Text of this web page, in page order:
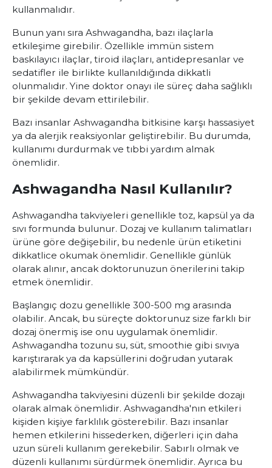
kullanmalıdır.
Bunun yanı sıra Ashwagandha, bazı ilaçlarla
etkileşime girebilir. Özellikle immün sistem
baskılayıcı ilaçlar, tiroid ilaçları, antidepresanlar ve
sedatifler ile birlikte kullanıldığında dikkatli
olunmalıdır. Yine doktor onayı ile süreç daha sağlıklı
bir şekilde devam ettirilebilir.
Bazı insanlar Ashwagandha bitkisine karşı hassasiyet
ya da alerjik reaksiyonlar geliştirebilir. Bu durumda,
kullanımı durdurmak ve tıbbi yardım almak
önemlidir.
Ashwagandha Nasıl Kullanılır?
Ashwagandha takviyeleri genellikle toz, kapsül ya da
sıvı formunda bulunur. Dozaj ve kullanım talimatları
ürüne göre değişebilir, bu nedenle ürün etiketini
dikkatlice okumak önemlidir. Genellikle günlük
olarak alınır, ancak doktorunuzun önerilerini takip
etmek önemlidir.
Başlangıç dozu genellikle 300-500 mg arasında
olabilir. Ancak, bu süreçte doktorunuz size farklı bir
dozaj önermiş ise onu uygulamak önemlidir.
Ashwagandha tozunu su, süt, smoothie gibi sıvıya
karıştırarak ya da kapsüllerini doğrudan yutarak
alabilirmek mümkündür.
Ashwagandha takviyesini düzenli bir şekilde dozajı
olarak almak önemlidir. Ashwagandha'nın etkileri
kişiden kişiye farklılık gösterebilir. Bazı insanlar
hemen etkilerini hissederken, diğerleri için daha
uzun süreli kullanım gerekebilir. Sabırlı olmak ve
düzenli kullanımı sürdürmek önemlidir. Ayrıca bu